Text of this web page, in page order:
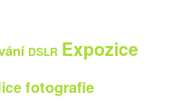
DSLR Expozice
fotografie